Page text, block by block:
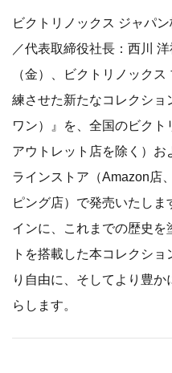
ビクトリノックス ジャパ
／代表取締役社長：西川
（金）、ビクトリノック
練させた新たなコレクショ
ワン）』を、全国のビク
アウトレット店を除く）
ラインストア（Amazon店
ピング店）で発売いたし
インに、これまでの歴史
トを搭載した本コレクシ
り自由に、そしてより豊
らします。